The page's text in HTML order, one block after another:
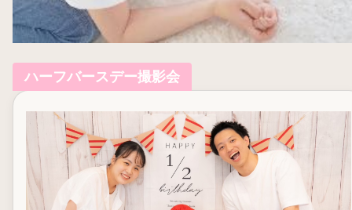
ハーフバースデー撮影会